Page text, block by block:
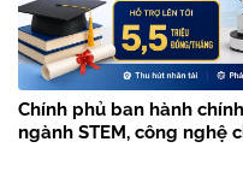
Chính phủ ban hành
ngành STEM, công nghệ